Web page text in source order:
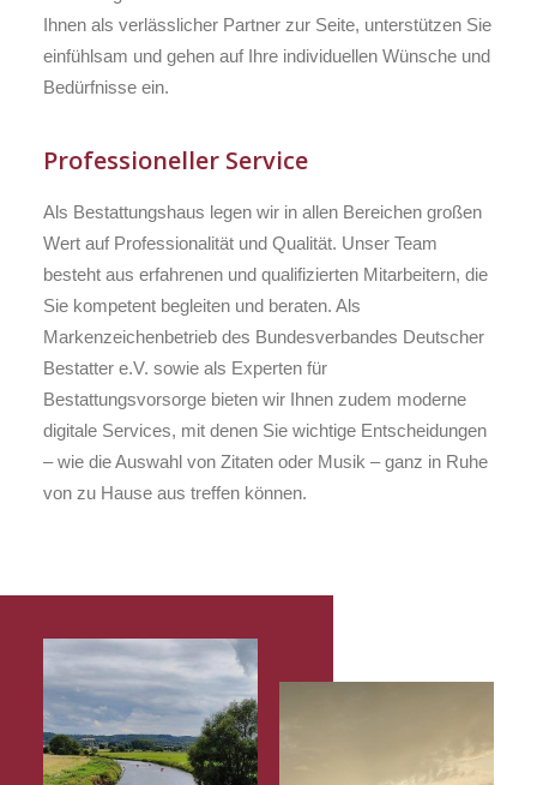
Ihnen als verlässlicher Partner zur Seite, unterstützen Sie
einfühlsam und gehen auf Ihre individuellen Wünsche und
Bedürfnisse ein.
Professioneller Service
Als Bestattungshaus legen wir in allen Bereichen großen
Wert auf Professionalität und Qualität. Unser Team
besteht aus erfahrenen und qualifizierten Mitarbeitern, die
Sie kompetent begleiten und beraten. Als
Markenzeichenbetrieb des Bundesverbandes Deutscher
Bestatter e.V. sowie als Experten für
Bestattungsvorsorge bieten wir Ihnen zudem moderne
digitale Services, mit denen Sie wichtige Entscheidungen
– wie die Auswahl von Zitaten oder Musik – ganz in Ruhe
von zu Hause aus treffen können.